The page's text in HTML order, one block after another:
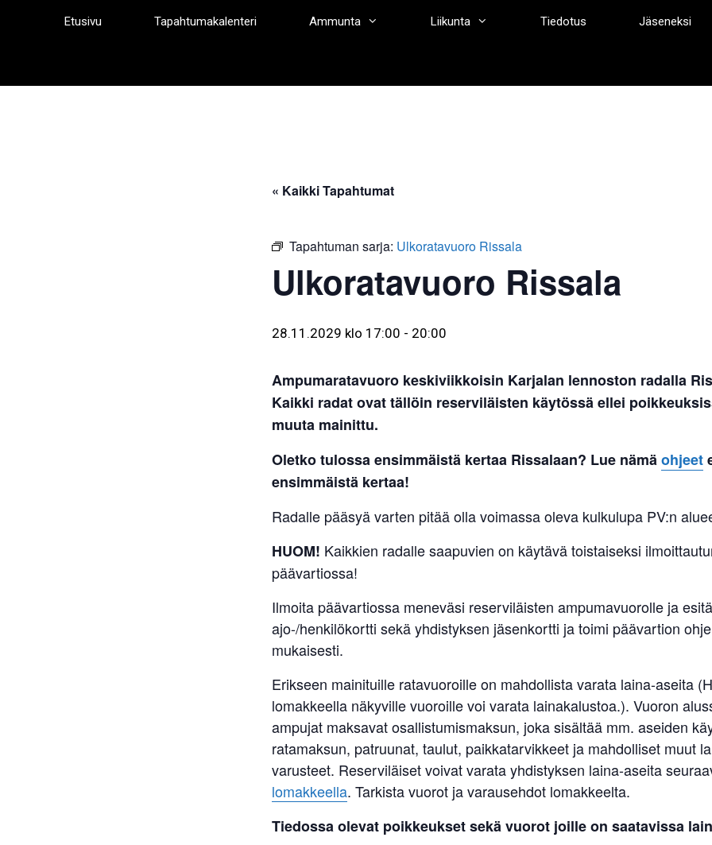
Etusivu Tapahtumakalenteri Ammunta Liikunta Tiedotus Jäseneksi
« Kaikki Tapahtumat
Tapahtuman sarja: Ulkoratavuoro Rissala
Ulkoratavuoro Rissala
28.11.2029 klo 17:00 - 20:00
Ampumaratavuoro keskiviikkoisin Karjalan lennoston radalla
Kaikki radat ovat tällöin reserviläisten käytössä ellei
muuta mainittu.
Oletko tulossa ensimmäistä kertaa Rissalaan? Lue nämäohjeet
ensimmäistä kertaa!
Radalle pääsyä varten pitää olla voimassa oleva kulkulupa PV:n
HUOM! Kaikkien radalle saapuvien on käytävä toistaiseksi
päävartiossa!
Ilmoita päävartiossa meneväsi reserviläisten ampumavuorolle ja esitä
ajo-/henkilökortti sekä yhdistyksen jäsenkortti ja toimi päävartion
mukaisesti.
Erikseen mainituille ratavuoroille on mahdollista varata laina-aseita
lomakkeella näkyville vuoroille voi varata lainakalustoa.). Vuoron
ampujat maksavat osallistumismaksun, joka sisältää mm. aseiden
ratamaksun, patruunat, taulut, paikkatarvikkeet ja mahdolliset muut
varusteet. Reserviläiset voivat varata yhdistyksen laina-aseita
lomakkeella. Tarkista vuorot ja varausehdot lomakkeelta.
Tiedossa olevat poikkeukset sekä vuorot joille on saatavissa